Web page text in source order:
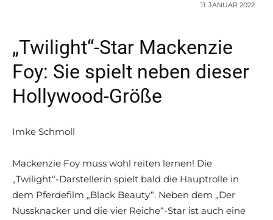
11. JANUAR 2022
„Twilight“-Star Mackenzie
Foy: Sie spielt neben dieser
Hollywood-Größe
Imke Schmoll
Mackenzie Foy muss wohl reiten lernen! Die
„Twilight“-Darstellerin spielt bald die Hauptrolle in
dem Pferdefilm „Black Beauty“. Neben dem „Der
Nussknacker und die vier Reiche“-Star ist auch eine